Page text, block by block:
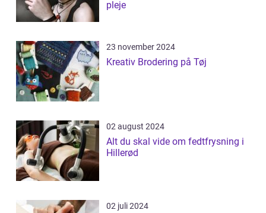
pleje
23 november 2024
Kreativ Brodering på Tøj
02 august 2024
Alt du skal vide om fedtfrysning i
Hillerød
02 juli 2024